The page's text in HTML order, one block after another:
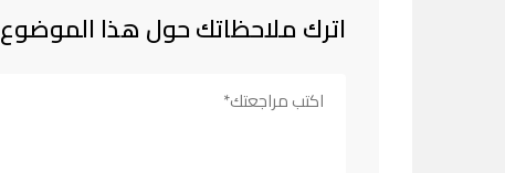
اترك ملاحظاتك حول هذا الموضوع